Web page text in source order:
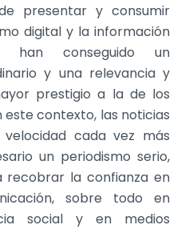
presentar y consumir
digital y la información
han conseguido un
y una relevancia y
prestigio a la de los
este contexto, las noticias
cada vez más
un periodismo serio,
la confianza en
sobre todo en
social y en medios